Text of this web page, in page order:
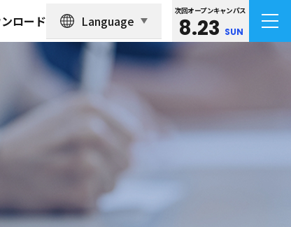
ロード Language
次回オープンキャンパス
8.23 SUN